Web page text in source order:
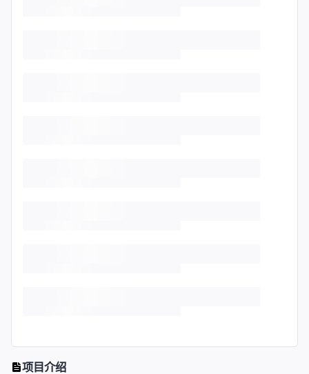
项目介绍